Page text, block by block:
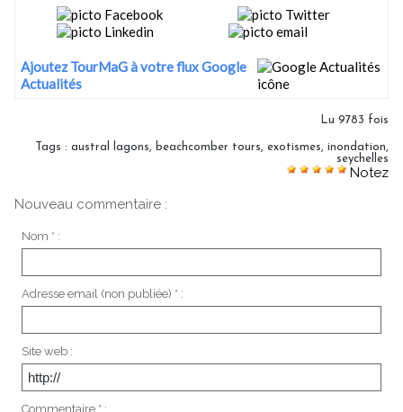
Ajoutez TourMaG à votre flux Google
Actualités
Lu 9783 fois
Tags : austral lagons, beachcomber tours, exotismes, inondation,
seychelles
Notez
Nouveau commentaire :
Nom * :
Adresse email (non publiée) * :
Site web :
Commentaire * :